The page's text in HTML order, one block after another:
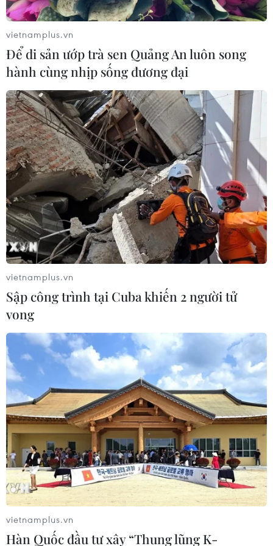
Việt Nam trong thập niên tới,” ông Bình nói./.
#Giáo dục thể chất #Thể dục
#Sách giáo khoa
#Chương trình giáo dục phổ thông mới
#Nguyễn Minh Thuyết
Theo dõi VietnamPlus
TIN LIÊN QUAN
vietnamplus.vn
Để di sản ướp trà sen Quảng An luôn song
hành cùng nhịp sống đương đại
vietnamplus.vn
Sập công trình tại Cuba khiến 2 người tử
vong
vietnamplus.vn
Hàn Quốc đầu tư xây “Thung lũng K-